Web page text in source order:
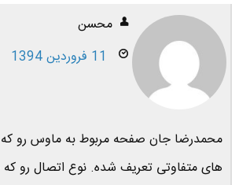
محسن
11 فروردین 1394
محمدرضا جان صفحه مربوط به ماوس رو که
های متفاوتی تعریف شده. نوع اتصال رو